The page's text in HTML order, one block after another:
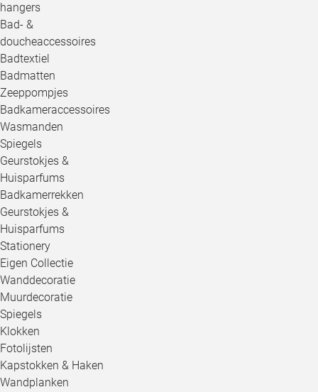
hangers
Bad- &
doucheaccessoires
Badtextiel
Badmatten
Zeeppompjes
Badkameraccessoires
Wasmanden
Spiegels
Geurstokjes &
Huisparfums
Badkamerrekken
Geurstokjes &
Huisparfums
Stationery
Eigen Collectie
Wanddecoratie
Muurdecoratie
Spiegels
Klokken
Fotolijsten
Kapstokken & Haken
Wandplanken